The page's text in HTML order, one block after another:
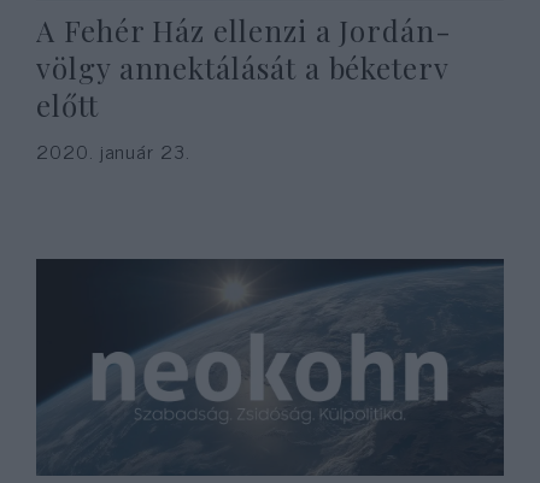
A Fehér Ház ellenzi a Jordán-
völgy annektálását a béketerv
előtt
2020. január 23.